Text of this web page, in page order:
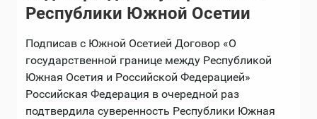
Республики Южной Осетии
Подписав с Южной Осетией Договор «О
государственной границе между Республикой
Южная Осетия и Российской Федерацией»
Российская Федерация в очередной раз
подтвердила суверенность Республики Южная